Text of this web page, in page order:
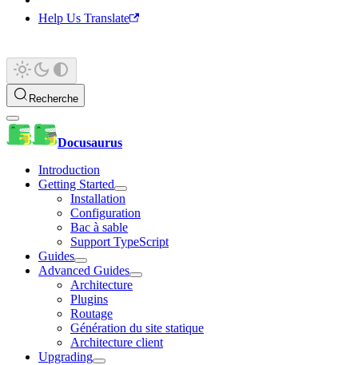
Help Us Translate
Recherche
Docusaurus
Introduction
Getting Started
Installation
Configuration
Bac à sable
Support TypeScript
Guides
Advanced Guides
Architecture
Plugins
Routage
Génération du site statique
Architecture client
Upgrading